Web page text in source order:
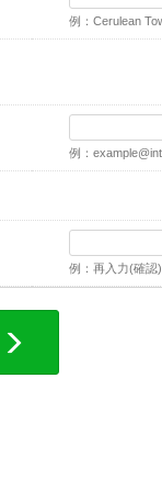
例：Cerulean
例：
例：再入力(確認)